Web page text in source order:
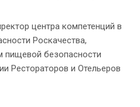
центра компетенций в
Роскачества,
пищевой безопасности
Рестораторов и Отельеров